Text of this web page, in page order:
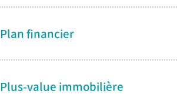
Plan financier
Plus-value immobilière